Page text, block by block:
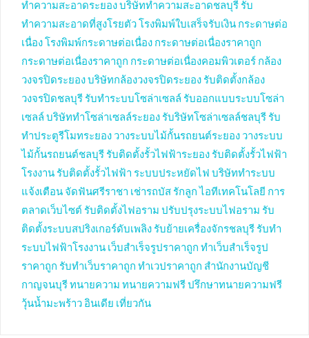
ทำความสะอาดระยองบริษัททำความสะอาดชลบุรี รับ
ทำความสะอาดที่สูงโรยตัว โรงพิมพ์ใบเสร็จรับเงิน กระดาษต่อ
เนื่อง โรงพิมพ์กระดาษต่อเนื่อง กระดาษต่อเนื่องราคาถูก
กระดาษต่อเนื่องราคาถูก กระดาษต่อเนื่องคอมพิวเตอร์ กล้อง
วงจรปิดระยองบริษัทกล้องวงจรปิดระยอง รับติดตั้งกล้อง
วงจรปิดชลบุรี รับทำระบบโซล่าเซลล์ รับออกแบบระบบโซล่า
เซลล์ บริษัททำโซล่าเซลล์ระยอง รับริษัทโซล่าเซลล์ชลบุรี รับ
ทำประตูรีโมทระยอง วางระบบไม้กั้นรถยนต์ระยอง วางระบบ
ไม้กั้นรถยนต์ชลบุรี รับติดตั้งรั้วไฟฟ้าระยอง รับติดตั้งรั้วไฟฟ้า
โรงงาน รับติดตั้งรั้วไฟฟ้า ระบบประหยัดไฟ บริษัททำระบบ
แจ้งเตือน จัดฟันศรีราชา เช่ารถบัส รักลูก ไอทีเทคโนโลยี การ
ตลาดเว็บไซต์ รับติดตั้งไฟอราม ปรับปรุงระบบไฟอราม รับ
ติดตั้งระบบสปริงเกอร์ดับเพลิง รับย้ายเครื่องจักรชลบุรี รับทำ
ระบบไฟฟ้าโรงงาน เว็บสำเร็จรูปราคาถูก ทำเว็บสำเร็จรูป
ราคาถูก รับทำเว็บราคาถูก ทำเวปราคาถูก สำนักงานบัญชี
กาญจนบุรีทนายความ ทนายความฟรีปรึกษาทนายความฟรี
วุ้นน้ำมะพร้าว อินเดีย เที่ยวกัน